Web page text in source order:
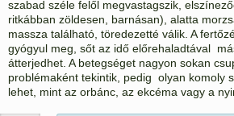
szabad széle felől megvastagszik,
ritkábban zöldesen, barnásan), alatta
massza található, töredezetté válik. A
gyógyul meg, sőt az idő előrehaladtával
átterjedhet. A betegséget nagyon sokan
problémaként tekintik, pedig olyan komoly
lehet, mint az orbánc, az ekcéma vagy a